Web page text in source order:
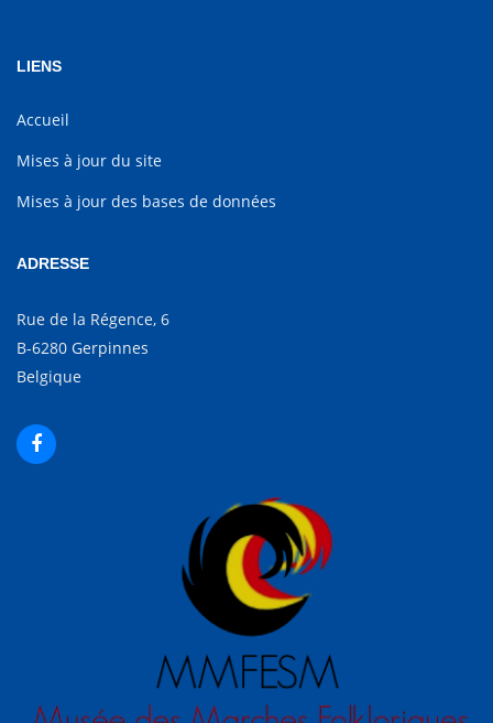
LIENS
Accueil
Mises à jour du site
Mises à jour des bases de données
ADRESSE
Rue de la Régence, 6
B-6280 Gerpinnes
Belgique